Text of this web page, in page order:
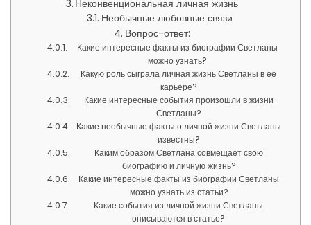
Неконвенциональная личная жизнь
Необычные любовные связи
Вопрос-ответ:
Какие интересные факты из биографии Светланы
можно узнать?
Какую роль сыграла личная жизнь Светланы в ее
карьере?
Какие интересные события произошли в жизни
Светланы?
Какие необычные факты о личной жизни Светланы
известны?
Каким образом Светлана совмещает свою
биографию и личную жизнь?
Какие интересные факты из биографии Светланы
можно узнать из статьи?
Какие события из личной жизни Светланы
описываются в статье?